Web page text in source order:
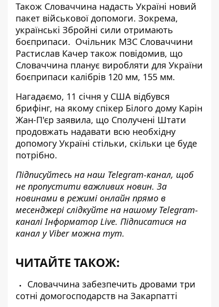
Також Словаччина надасть Україні новий
пакет військової допомоги. Зокрема,
українські Збройні сили отримають
боєприпаси. Очільник МЗС Словаччини
Растислав Качер також повідомив, що
Словаччина планує виробляти для України
боєприпаси калібрів 120 мм, 155 мм.
Нагадаємо, 11 січня у США відбувся
брифінг, на якому спікер Білого дому Карін
Жан-П'єр заявила, що Сполучені Штати
продовжать надавати всю необхідну
допомогу Україні стільки, скільки це буде
потрібно.
Підписуйтесь на наш Telegram-канал, щоб
не пропустити важливих новин. За
новинами в режимі онлайн прямо в
месенджері слідкуйте на нашому Telegram-
каналіІнформатор Live. Підписатися на
канал у Viber можна тут.
ЧИТАЙТЕ ТАКОЖ:
Словаччина забезпечить дровами три
сотні домогосподарств на Закарпатті